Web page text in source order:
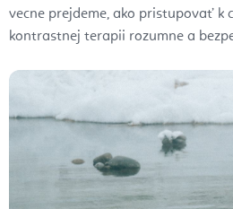
vecne prejdeme, ako pristupovať k
kontrastnej terapii rozumne a